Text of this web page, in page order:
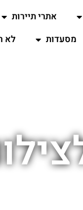
אתרי תיירות
מסעדות לא